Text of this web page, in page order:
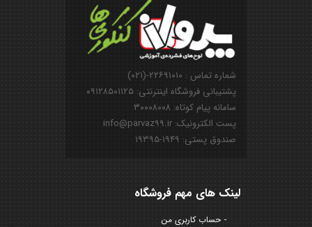
شماره تماس : ۲۲۶۹۱۰۱۰-(۰۲۱)
پشتیبانی فروشگاه اینترنتی: ۰۹۱۲۸۵۰۱۱۲۵
سامانه پیام کوتاه: ۳۰۰۰۸۰۰۸
پست الکترونیک: info@parvaz99.ir
صندوق پستی: ۱۹۴۹-۱۹۳۹۵
لینک های مهم فروشگاه
حساب کاربری من